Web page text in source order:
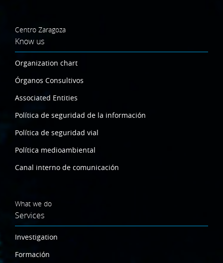
Centro Zaragoza
Know us
Organization chart
Órganos Consultivos
Associated Entities
Política de seguridad de la información
Política de seguridad vial
Política medioambiental
Canal interno de comunicación
What we do
Services
Investigation
Formación